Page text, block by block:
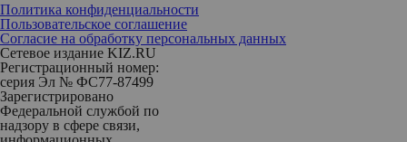
Политика конфиденциальности
Пользовательское соглашение
Согласие на обработку персональных данных
Сетевое издание KIZ.RU
Регистрационный номер:
серия Эл № ФС77-87499
Зарегистрировано
Федеральной службой по
надзору в сфере связи,